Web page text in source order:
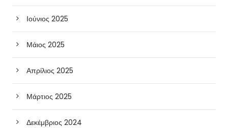
Ιούνιος 2025
Μάιος 2025
Απρίλιος 2025
Μάρτιος 2025
Δεκέμβριος 2024